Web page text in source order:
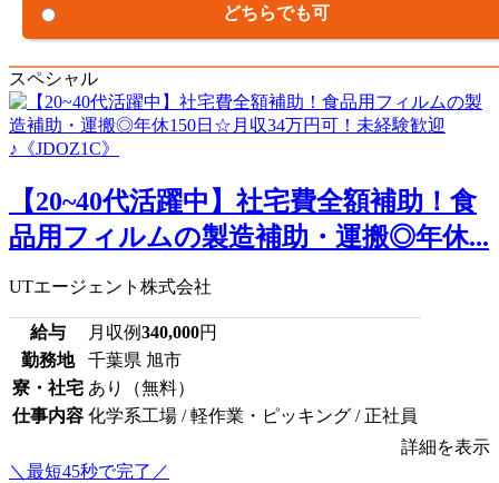
どちらでも可
スペシャル
【20~40代活躍中】社宅費全額補助！食
品用フィルムの製造補助・運搬◎年休...
UTエージェント株式会社
給与 月収例340,000円
勤務地
千葉県 旭市
寮・社宅 あり（無料）
仕事内容 化学系工場 / 軽作業・ピッキング / 正社員
詳細を表示
＼最短45秒で完了／